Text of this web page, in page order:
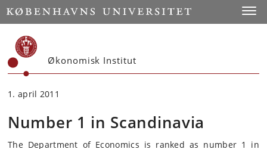
Start
Økonomisk Institut
1. april 2011
Number 1 in Scandinavia
The Department of Economics is ranked as number 1 in